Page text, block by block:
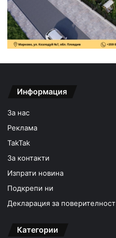
Информация
За нас
Реклама
TakTak
За контакти
Изпрати новина
Подкрепи ни
Декларация за поверителност
Категории